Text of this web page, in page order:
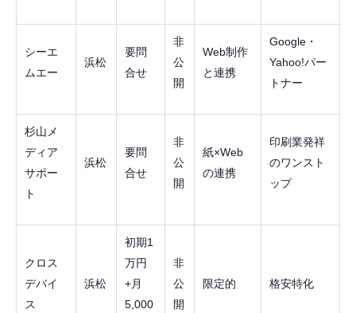
シーエ
ムエー
浜松
要問
合せ
非
公
開
Web制作
と連携
Google・
Yahoo!パー
トナー
杉山メ
ディア
サポー
ト
浜松
要問
合せ
非
公
開
紙×Web
の連携
印刷業発祥
のワンスト
ップ
クロス
デバイ
ス
浜松
初期1
万円
+月
5,000
非
公
開
限定的 格安特化